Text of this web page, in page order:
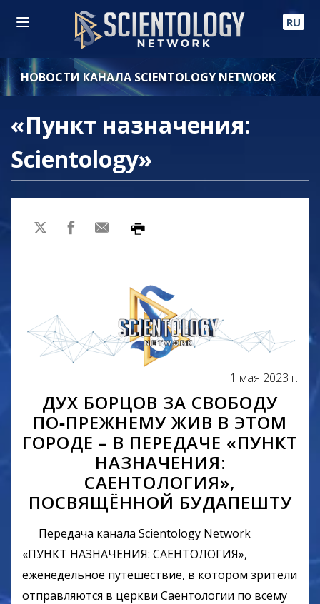
RU
НОВОСТИ КАНАЛА SCIENTOLOGY NETWORK
«Пункт назначения:
Scientology»
1 мая 2023 г.
ДУХ БОРЦОВ ЗА СВОБОДУ
ПО‑ПРЕЖНЕМУ ЖИВ В ЭТОМ
ГОРОДЕ – В ПЕРЕДАЧЕ «ПУНКТ
НАЗНАЧЕНИЯ:
САЕНТОЛОГИЯ»,
ПОСВЯЩЁННОЙ БУДАПЕШТУ
Передача канала Scientology Network
«ПУНКТ НАЗНАЧЕНИЯ: САЕНТОЛОГИЯ»,
еженедельное путешествие, в котором зрители
отправляются в церкви Саентологии по всему